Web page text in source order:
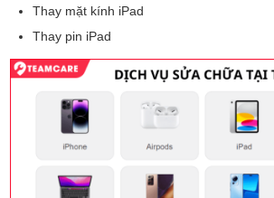
Thay mặt kính iPad
Thay pin iPad